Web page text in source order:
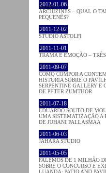
2012-01-06
ARCHIZINES – QUAL O
PEQUENÊS?
2011-12-02
STUDIO ASTOLFI
2011-11-01
TRAMA E EMOÇÃO –
2011-09-07
COMO COMPOR A
HISTÓRIA SOBRE O
SERPENTINE GALLERY E
DE PETER ZUMTHOR
2011-07-18
EDUARDO SOUTO DE
UMA SISTEMATIZAÇÃO A
DE JUHANI PALLASMAA
2011-06-03
JAHARA STUDIO
2011-05-05
FALEMOS DE 1 MILHÃO
SOBRE O CONCURSO E
LUANDA: PATIO AND